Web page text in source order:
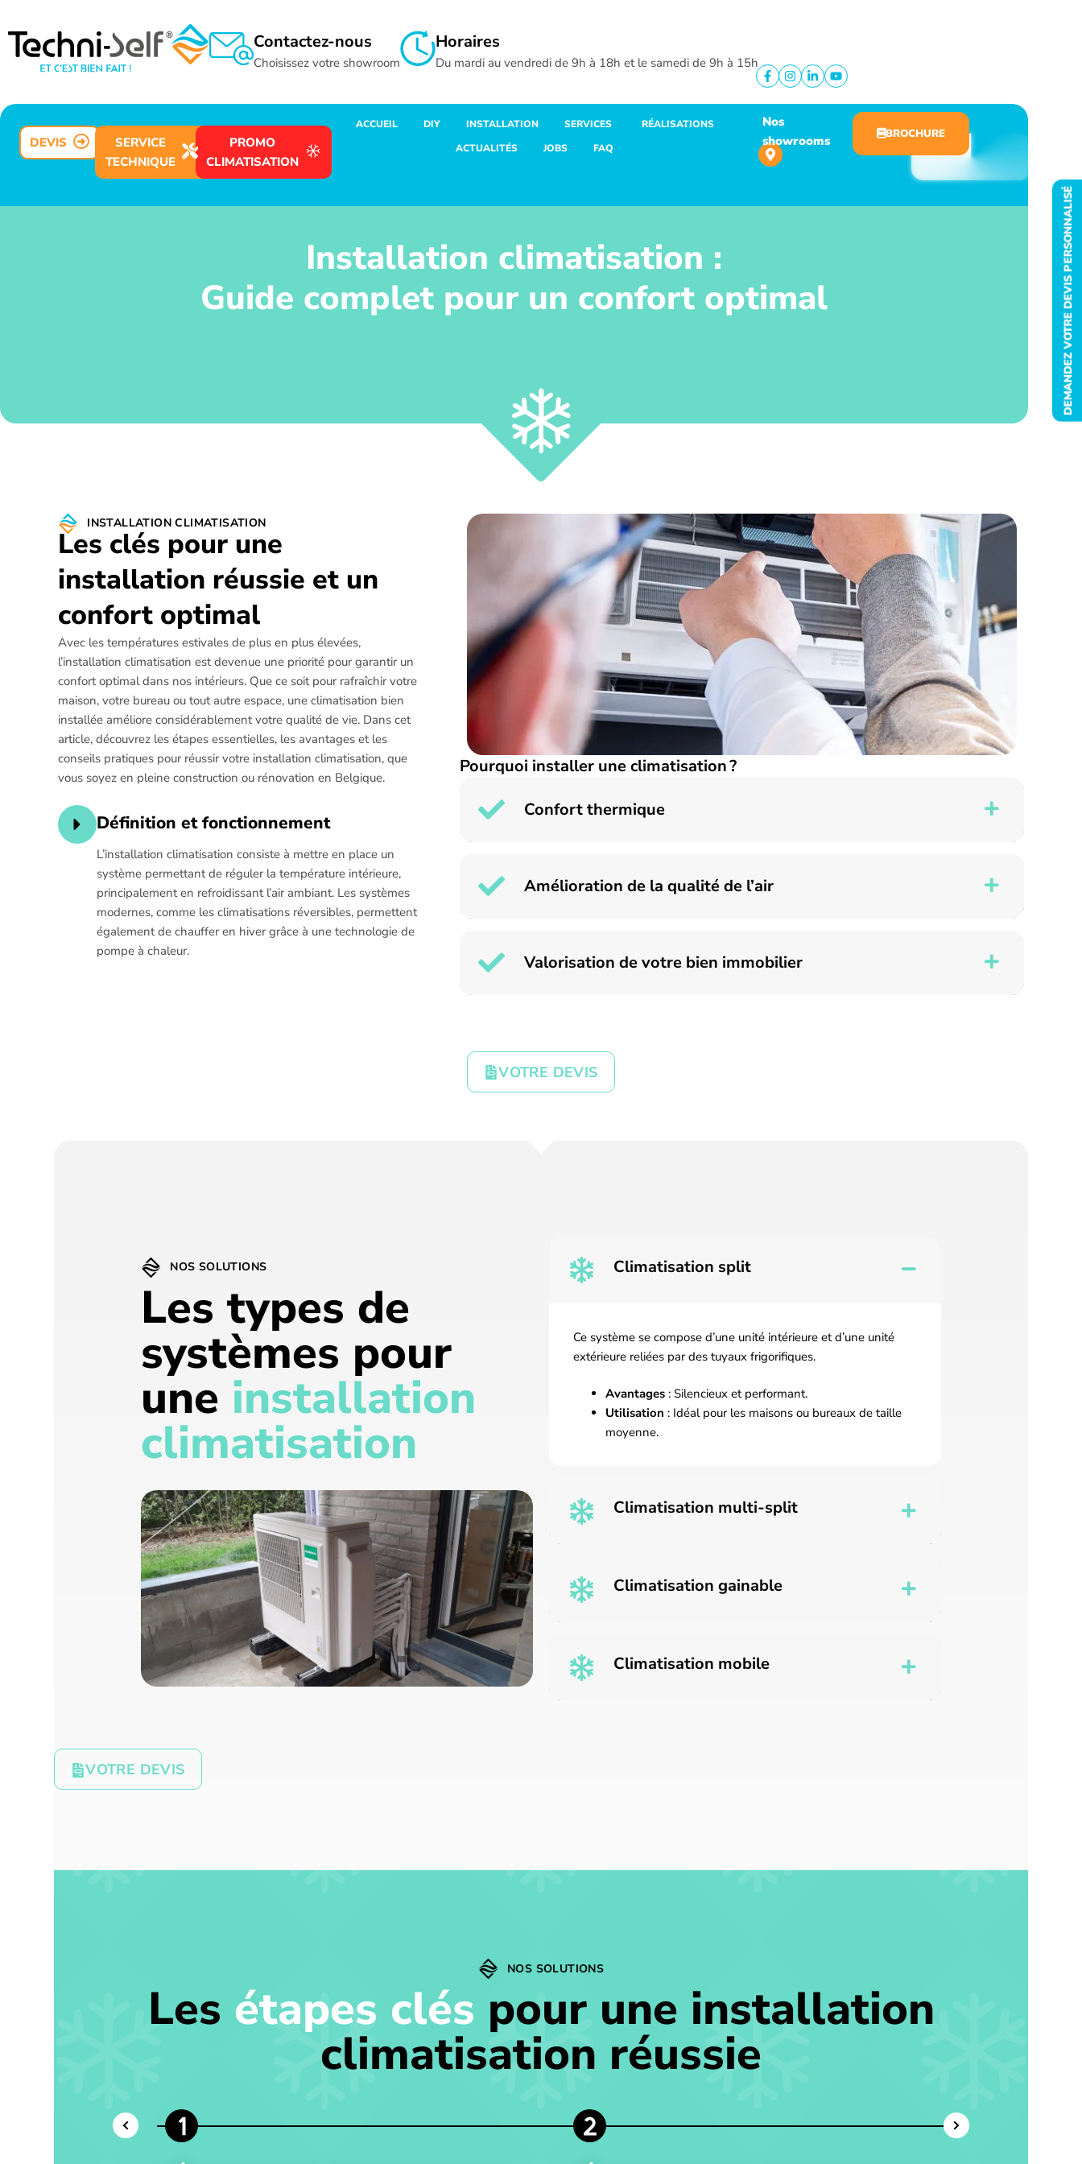
Contactez-nous
Choisissez votre showroom
Horaires
Du mardi au vendredi de 9h à 18h et le samedi de 9h à 15h
DEMANDEZ VOTRE DEVIS PERSONNALISÉ
DEVIS
SERVICE
TECHNIQUE
PROMO
CLIMATISATION
ACCUEIL DIY INSTALLATION SERVICES
RÉALISATIONS
ACTUALITÉS
JOBS FAQ
Nos
showrooms
BROCHURE
Installation climatisation :
Guide complet pour un confort optimal
INSTALLATION CLIMATISATION
Les clés pour une
installation réussie et un
confort optimal
Avec les températures estivales de plus en plus élevées,
l’installation climatisation est devenue une priorité pour garantir un
confort optimal dans nos intérieurs. Que ce soit pour rafraîchir votre
maison, votre bureau ou tout autre espace, une climatisation bien
installée améliore considérablement votre qualité de vie. Dans cet
article, découvrez les étapes essentielles, les avantages et les
conseils pratiques pour réussir votre installation climatisation, que
vous soyez en pleine construction ou rénovation en Belgique.
Définition et fonctionnement
L’installation climatisation consiste à mettre en place un
système permettant de réguler la température intérieure,
principalement en refroidissant l’air ambiant. Les systèmes
modernes, comme les climatisations réversibles, permettent
également de chauffer en hiver grâce à une technologie de
pompe à chaleur.
Pourquoi installer une climatisation ?
Confort thermique
Amélioration de la qualité de l’air
Valorisation de votre bien immobilier
VOTRE DEVIS
NOS SOLUTIONS
Les types de
systèmes pour
une installation
climatisation
Climatisation split
Ce système se compose d’une unité intérieure et d’une unité
extérieure reliées par des tuyaux frigorifiques.
Avantages : Silencieux et performant.
Utilisation : Idéal pour les maisons ou bureaux de taille
moyenne.
Climatisation multi-split
Climatisation gainable
Climatisation mobile
VOTRE DEVIS
NOS SOLUTIONS
Les étapes clés pour une installation
climatisation réussie